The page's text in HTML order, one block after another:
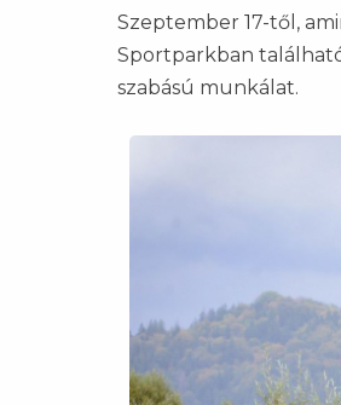
Szeptember 17-től,
Sportparkban
szabású munkálat.